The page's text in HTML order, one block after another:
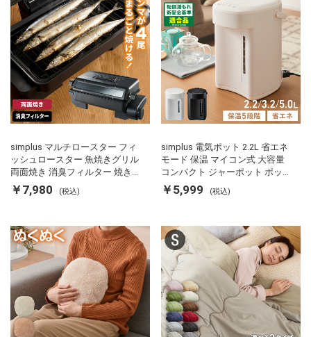
simplus マルチロースター フィ
ッシュロースター 魚焼きグリル
両面焼き 消臭フィルター 焼き魚
両面ヒーター タイマー付き SP-
FRS01 マットブラック シンプラ
￥7,980 (税込)
simplus 電気ポット 2.2L 省エネ
モード 保温 マイコン式 大容量
コンパクト ジャーポット ポット
カルキ抜き 空焚き防止 温度調節
軽量 SP-PD22 シンプラス
￥5,999 (税込)